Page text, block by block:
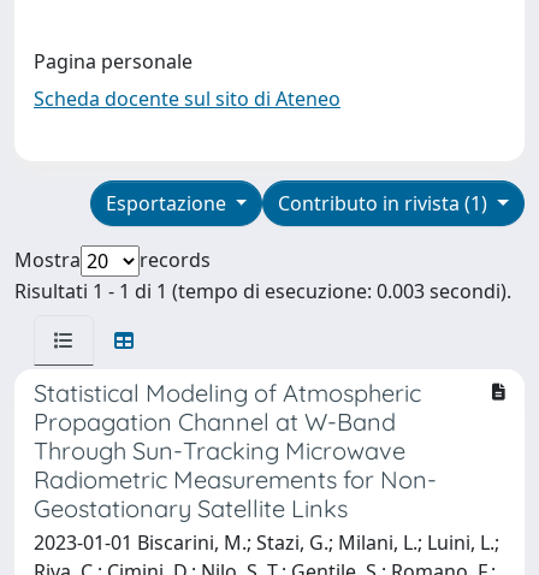
Pagina personale
Scheda docente sul sito di Ateneo
Contributo in rivista (1)
Esportazione
Mostra
records
Risultati 1 - 1 di 1 (tempo di esecuzione: 0.003 secondi).
Statistical Modeling of Atmospheric
Propagation Channel at W-Band
Through Sun-Tracking Microwave
Radiometric Measurements for Non-
Geostationary Satellite Links
2023-01-01 Biscarini, M.; Stazi, G.; Milani, L.; Luini, L.;